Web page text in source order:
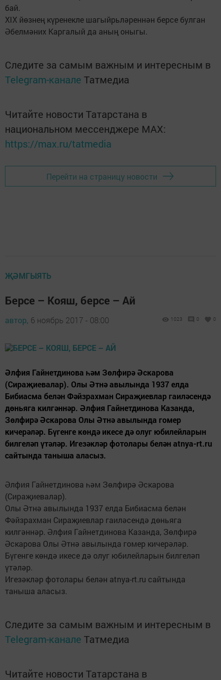
бай.
XIX йөзнең күренекле шагыйрь­ләреннән берсе булган
Әбелмәних Каргалый да аның оныгы.
Следите за самым важным и интересным в
Telegram-канале Татмедиа
Читайте новости Татарстана в
национальном мессенджере MАХ:
https://max.ru/tatmedia
Перейти на страницу новости
ҖӘМГЫЯТЬ
Берсе – Кояш, берсе – Ай
автор, 6 ноябрь 2017 - 08:00 1023 0 0
Әлфия Гайнетдинова һәм Зөлфирә Әскарова
(Сираҗиевалар). Олы Әтнә авылында 1937 елда
Бибиасма белән Фәйзрахман Сираҗиевлар гаиләсендә
дөньяга килгәннәр. Әлфия Гайнетдинова Казанда,
Зөлфирә Әскарова Олы Әтнә авылында гомер
кичерәләр. Бүгенге көндә икесе дә олуг юбилейларын
билгеләп үтәләр. Игезәкләр фотолары белән atnya-rt.ru
сайтында таныша аласыз.
Әлфия Гайнетдинова һәм Зөлфирә Әскарова
(Сираҗиевалар).
Олы Әтнә авылында 1937 елда Бибиасма белән
Фәйзрахман Сираҗиевлар гаиләсендә дөньяга
килгәннәр. Әлфия Гайнетдинова Казанда, Зөлфирә
Әскарова Олы Әтнә авылында гомер кичерәләр.
Бүгенге көндә икесе дә олуг юбилейларын билгеләп
үтәләр.
Игезәкләр фотолары белән atnya-rt.ru сайтында
таныша аласыз.
Следите за самым важным и интересным в
Telegram-канале Татмедиа
Читайте новости Татарстана в